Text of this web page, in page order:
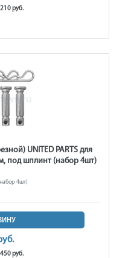
руб.
UNITED PARTS для
под шплинт (набор 4шт)
4шт)
руб.